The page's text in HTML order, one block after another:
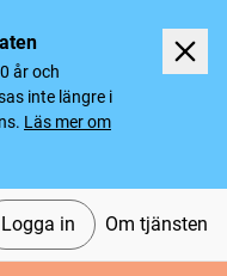
år och
inte längre i
Läs mer om
Logga in Om tjänsten